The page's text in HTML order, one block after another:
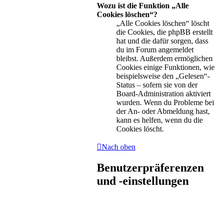
Wozu ist die Funktion „Alle
Cookies löschen“?
„Alle Cookies löschen“ löscht
die Cookies, die phpBB erstellt
hat und die dafür sorgen, dass
du im Forum angemeldet
bleibst. Außerdem ermöglichen
Cookies einige Funktionen, wie
beispielsweise den „Gelesen“-
Status – sofern sie von der
Board-Administration aktiviert
wurden. Wenn du Probleme bei
der An- oder Abmeldung hast,
kann es helfen, wenn du die
Cookies löscht.
Nach oben
Benutzerpräferenzen
und -einstellungen